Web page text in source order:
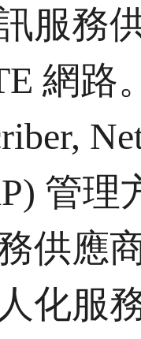
服務
網路
管
供應
化服